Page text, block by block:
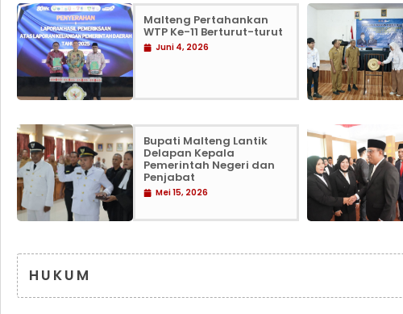
Malteng Pertahankan
WTP Ke-11 Berturut-turut
Juni 4, 2026
Bupati Malteng Lantik
Delapan Kepala
Pemerintah Negeri dan
Penjabat
Mei 15, 2026
HUKUM